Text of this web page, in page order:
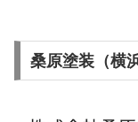
桑原塗装（横